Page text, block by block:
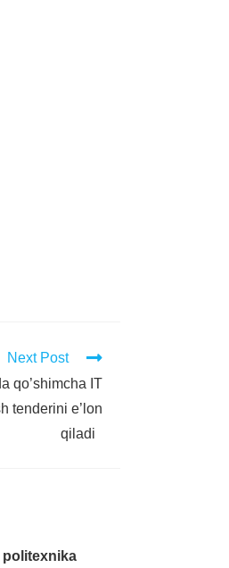
Next Post
qo’shimcha IT
tenderini e’lon
qiladi